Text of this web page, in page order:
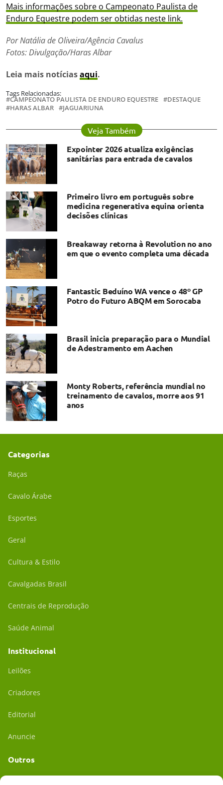
Mais informações sobre o Campeonato Paulista de
Enduro Equestre podem ser obtidas neste link.
Por Natália de Oliveira/Agência Cavalus
Fotos: Divulgação/Haras Albar
Leia mais notíciasaqui.
Tags Relacionadas:
CAMPEONATO PAULISTA DE ENDURO EQUESTRE
DESTAQUE
HARAS ALBAR
JAGUARIUNA
Veja Também
Expointer 2026 atualiza exigências
sanitárias para entrada de cavalos
Primeiro livro em português sobre
medicina regenerativa equina orienta
decisões clínicas
Breakaway retorna à Revolution no ano
em que o evento completa uma década
Fantastic Beduíno WA vence o 48º GP
Potro do Futuro ABQM em Sorocaba
Brasil inicia preparação para o Mundial
de Adestramento em Aachen
Monty Roberts, referência mundial no
treinamento de cavalos, morre aos 91
anos
Categorias
Raças
Cavalo Árabe
Esportes
Geral
Cultura & Estilo
Cavalgadas Brasil
Centrais de Reprodução
Saúde Animal
Institucional
Leilões
Criadores
Editorial
Anuncie
Outros